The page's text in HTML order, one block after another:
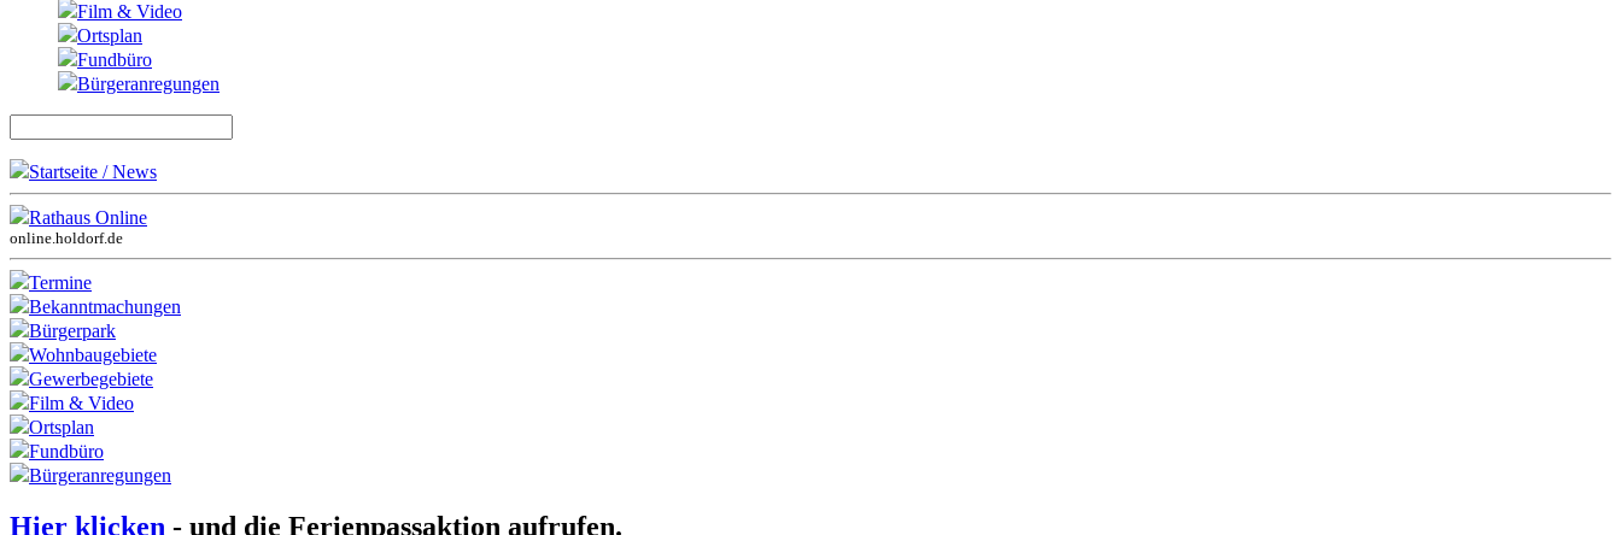
Film & Video
Ortsplan
Fundbüro
Bürgeranregungen
Startseite / News
Rathaus Online
online.holdorf.de
Termine
Bekanntmachungen
Bürgerpark
Wohnbaugebiete
Gewerbegebiete
Film & Video
Ortsplan
Fundbüro
Bürgeranregungen
Hier klicken - und die Ferienpassaktion aufrufen.